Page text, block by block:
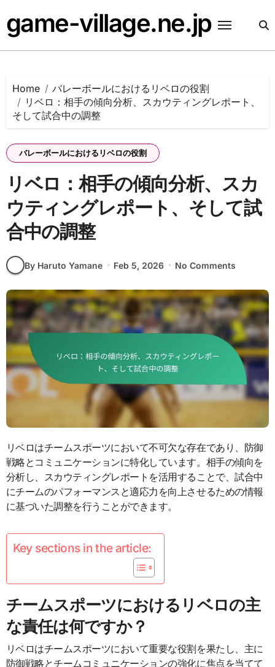
to
content
game-village.ne.jp
Home
バレーボールにおけるリベロの役割
リベロ：相手の傾向分析、スカウティングレポート、
そして試合中の調整
バレーボールにおけるリベロの役割
リベロ：相手の傾向分析、スカ
ウティングレポート、そして試
合中の調整
By Haruto Yamane Feb 5, 2026 No Comments
リベロはチームスポーツにおいて不可欠な存在であり、防御
戦略とコミュニケーションに特化しています。相手の傾向を
分析し、スカウティングレポートを活用することで、試合中
にチームのパフォーマンスと適応力を向上させるための情報
に基づいた調整を行うことができます。
Key sections in the article:
チームスポーツにおけるリベロの主
な責任は何ですか？
リベロはチームスポーツにおいて重要な役割を果たし、主に
防御戦略とチームコミュニケーションの強化に焦点を当てて